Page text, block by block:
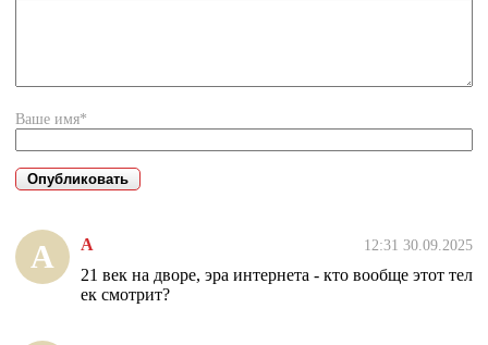
Ваше имя*
А А 12:31 30.09.2025
21 век на дворе, эра интернета - кто вообще этот тел
ек смотрит?